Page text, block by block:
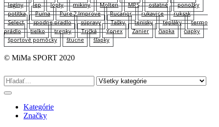
legíny
lep lopty mikiny Molten MPS ostatné
ponožky
potítka
Puma Pure 2 Improve Rucanor rukavice
ruksak
Select
spodne pradlo súpravy Tašky tenisky tepláky
termo
prádlo
tielko trenky Tričká Yonex Zanier čiapka
čiapky
športové pomôcky
štucne šľapky
© MiMa SPORT 2020
Kategórie
Značky